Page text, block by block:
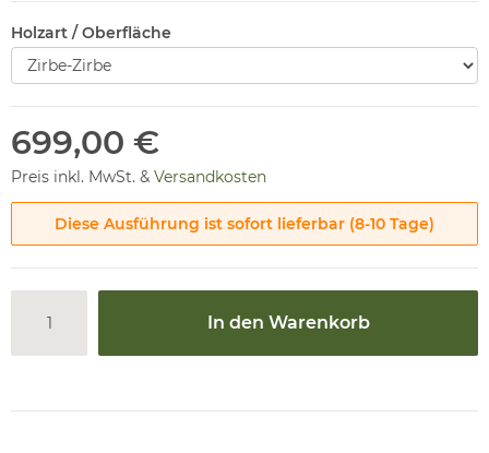
Holzart / Oberfläche
699,00 €
Preis inkl. MwSt. & Versandkosten
Diese Ausführung ist sofort lieferbar (8-10 Tage)
In den Warenkorb